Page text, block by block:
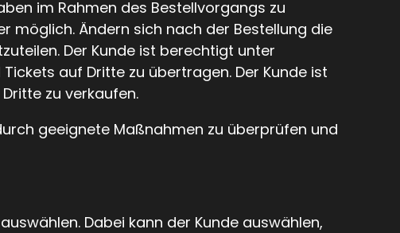
im Rahmen des Bestellvorgangs zu
möglich. Ändern sich nach der Bestellung die
Der Kunde ist berechtigt unter
auf Dritte zu übertragen. Der Kunde ist
zu verkaufen.
geeignete Maßnahmen zu überprüfen und
Dabei kann der Kunde auswählen,